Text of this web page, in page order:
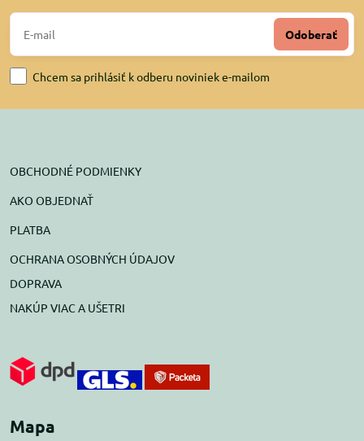
Odoberať
Chcem sa prihlásiť k odberu noviniek e-mailom
OBCHODNÉ PODMIENKY
AKO OBJEDNAŤ
PLATBA
OCHRANA OSOBNÝCH ÚDAJOV
DOPRAVA
NAKÚP VIAC A UŠETRI
Mapa